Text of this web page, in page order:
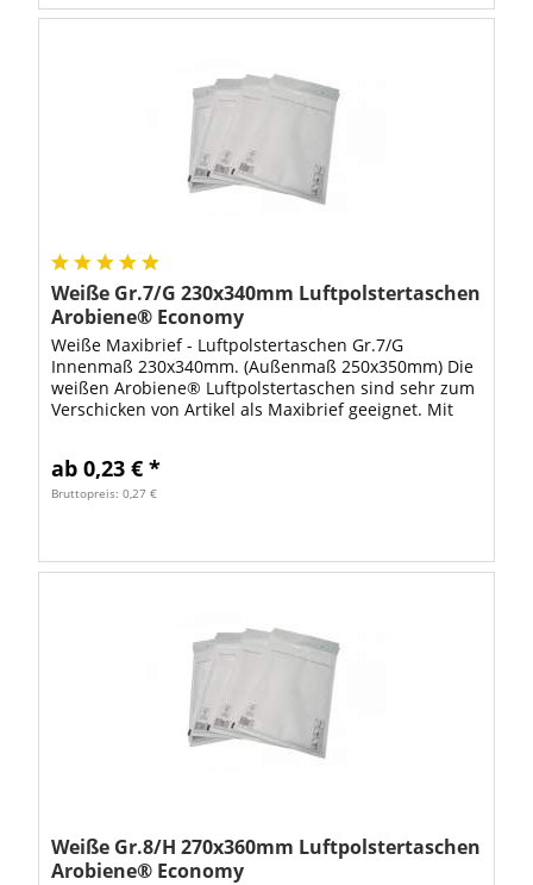
Weiße Gr.7/G 230x340mm Luftpolstertaschen
Arobiene® Economy
Weiße Maxibrief - Luftpolstertaschen Gr.7/G
Innenmaß 230x340mm. (Außenmaß 250x350mm) Die
weißen Arobiene® Luftpolstertaschen sind sehr zum
Verschicken von Artikel als Maxibrief geeignet. Mit
ab 0,23 € *
Bruttopreis: 0,27 €
Weiße Gr.8/H 270x360mm Luftpolstertaschen
Arobiene® Economy